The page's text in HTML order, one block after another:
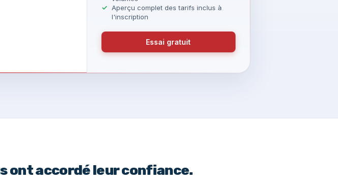
ont accordé leur confiance.
Aperçu complet des tarifs inclus à
l'inscription
Essai gratuit